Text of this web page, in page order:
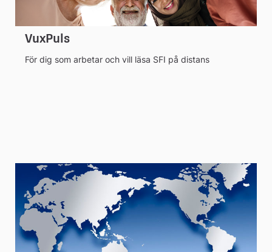
VuxPuls
För dig som arbetar och vill läsa SFI på distans